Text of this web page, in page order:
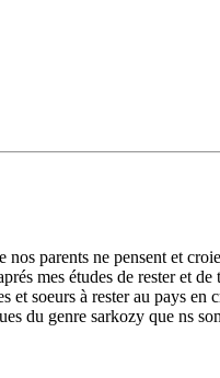
parents ne pensent et
mes études de rester et
soeurs à rester au pays en
du genre sarkozy que ns